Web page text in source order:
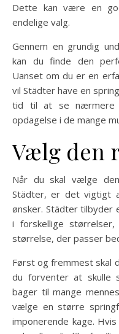
Dette kan være en
endelige valg.
Gennem en grundig
kan du finde den
Uanset om du er en
vil Städter have en
tid til at se nærmere
opdagelse i de mange
Vælg den
Når du skal vælge
Städter, er det vigtigt
ønsker. Städter
i forskellige
størrelse, der passer
Først og fremmest skal
du forventer at skulle
bager til mange
vælge en større
imponerende kage.